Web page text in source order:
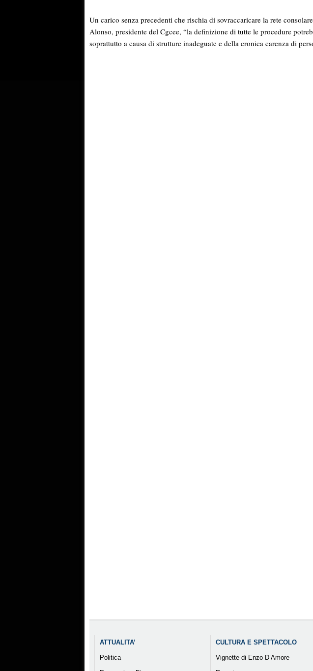
Un carico senza precedenti che rischia di sovraccaricare la rete
Alonso, presidente del Cgcee, “la definizione di tutte le procedure
soprattutto a causa di strutture inadeguate e della cronica carenza di
ATTUALITA’
Politica
CULTURA E SPETTACOLO
Vignette di Enzo D’Amore